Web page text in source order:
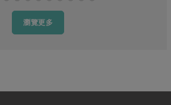
瀏覽更多